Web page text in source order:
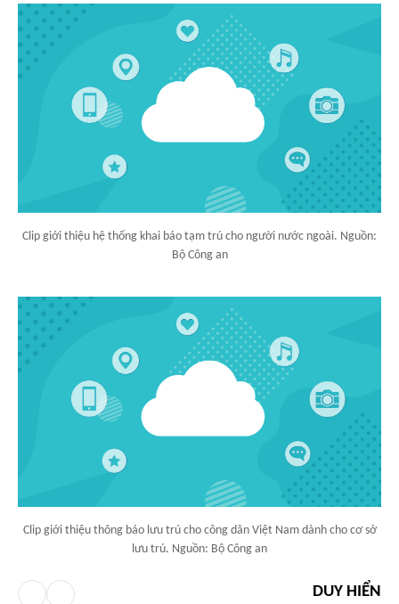
Clip giới thiệu hệ thống khai báo tạm trú cho người nước ngoài. Nguồn:
Bộ Công an
Clip giới thiệu thông báo lưu trú cho công dân Việt Nam dành cho cơ sở
lưu trú. Nguồn: Bộ Công an
DUY HIỂN